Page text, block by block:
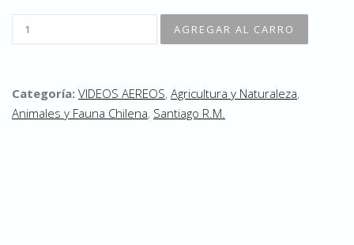
Categoría: VIDEOS AEREOS, Agricultura y Naturaleza,
Animales y Fauna Chilena, Santiago R.M.